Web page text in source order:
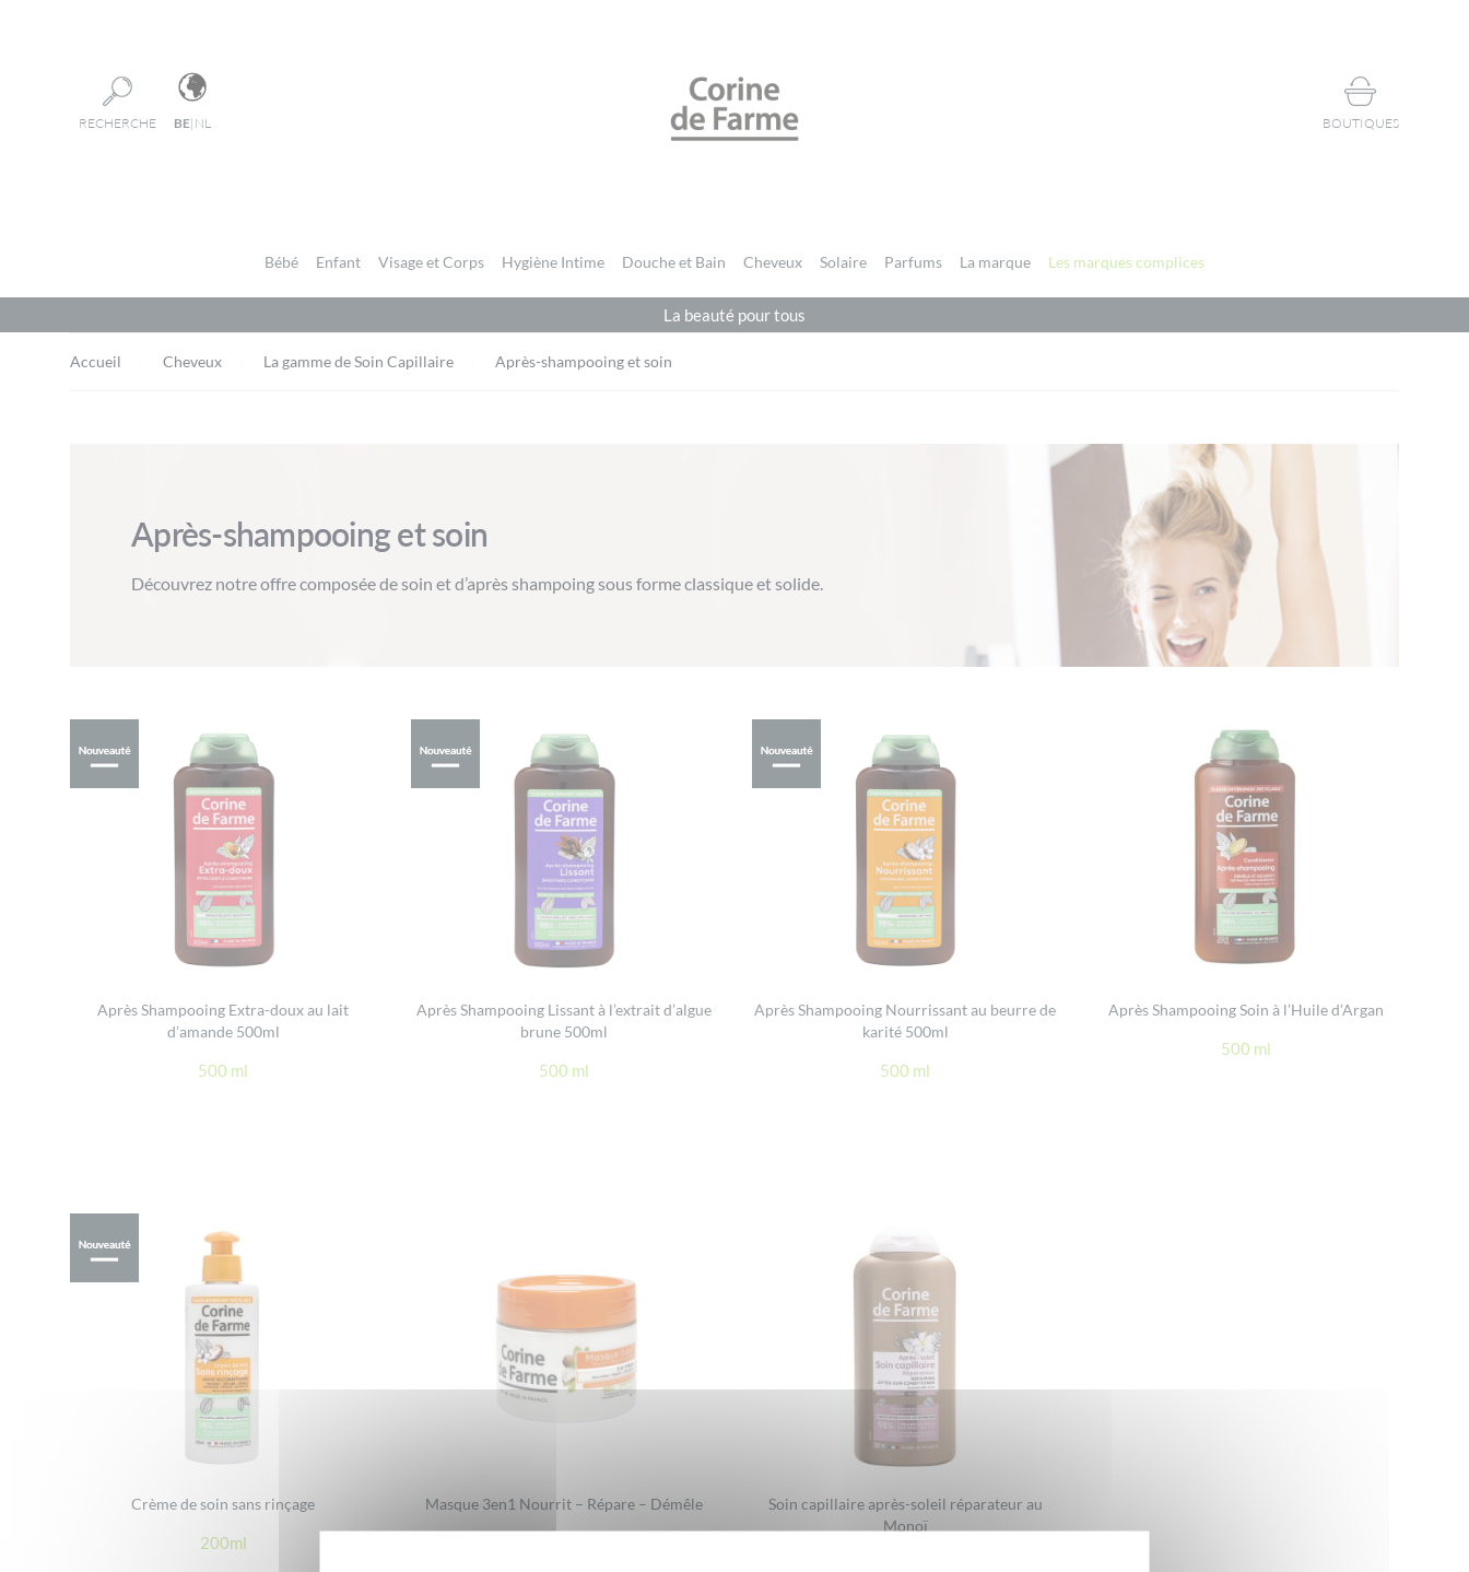
RECHERCHE BE| NL BOUTIQUES
Bébé Enfant Visage et Corps Hygiène Intime Douche et Bain Cheveux Solaire Parfums La marque Les marques complices
La beauté pour tous
Accueil Cheveux La gamme de Soin Capillaire Après-shampooing et soin
Après-shampooing et soin
Découvrez notre offre composée de soin et d’après shampoing sous forme classique et solide.
Après Shampooing Extra-doux au lait
d’amande 500ml
500 ml
Après Shampooing Lissant à l’extrait d’algue
brune 500ml
500 ml
Après Shampooing Nourrissant au beurre de
karité 500ml
500 ml
Après Shampooing Soin à l’Huile d’Argan
500 ml
Crème de soin sans rinçage
200ml
Masque 3en1 Nourrit – Répare – Démêle
Soin capillaire après-soleil réparateur au
Monoï